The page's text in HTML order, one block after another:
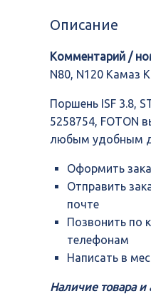
STD
GALLARY,
5258754,
FOTON
Описание
Комментарий /
N80, N120 Камаз
Поршень ISF 3.8,
5258754, FOTON
любым удобным
Оформить
Отправить
почте
Позвонить по
телефонам
Написать в
Наличие товара и